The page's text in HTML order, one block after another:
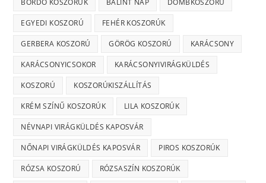
EGYEDI KOSZORÚ FEHÉR KOSZORÚK
GERBERA KOSZORÚ GÖRÖG KOSZORÚ KARÁCSONY
KARÁCSONYICSOKOR KARÁCSONYIVIRÁGKÜLDÉS
KOSZORÚ KOSZORÚKISZÁLLÍTÁS
KRÉM SZÍNŰ KOSZORÚK LILA KOSZORÚK
NÉVNAPI VIRÁGKÜLDÉS KAPOSVÁR
NŐNAPI VIRÁGKÜLDÉS KAPOSVÁR PIROS KOSZORÚK
RÓZSA KOSZORÚ RÓZSASZÍN KOSZORÚK